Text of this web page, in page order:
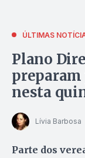
ÚLTIMAS
Plano
preparam
nesta
Lívia Barbosa
Parte dos